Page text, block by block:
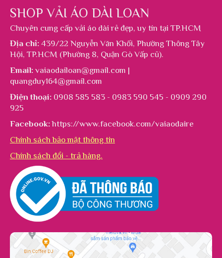
SHOP VẢI ÁO DÀI LOAN
Chuyên cung cấp vải áo dài rẻ đẹp, uy tín tại TP.HCM
Địa chỉ: 439/22 Nguyễn Văn Khối, Phường Thông Tây
Hội, TP.HCM (Phường 8, Quận Gò Vấp cũ).
Email: vaiaodailoan@gmail.com |
quangduy164@gmail.com
Điện thoại: 0908 585 583 - 0983 590 545 - 0909 290
925
Facebook: https://www.facebook.com/vaiaodaire
Chính sách bảo mật thông tin
Chính sách đổi - trả hàng.